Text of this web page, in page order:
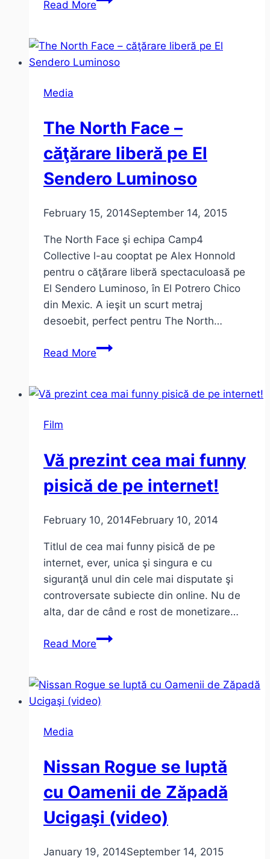
Read More
perfectă.
O
Media
The North Face –
căţărare liberă pe El
Sendero Luminoso
February 15, 2014September 14, 2015
The North Face şi echipa Camp4
Collective l-au cooptat pe Alex Honnold
pentru o căţărare liberă spectaculoasă pe
El Sendero Luminoso, în El Potrero Chico
din Mexic. A ieşit un scurt metraj
desoebit, perfect pentru The North…
Read MoreThe
–
El
Sendero
Luminoso
Film
Vă prezint cea mai funny
pisică de pe internet!
February 10, 2014February 10, 2014
Titlul de cea mai funny pisică de pe
internet, ever, unica şi singura e cu
siguranţă unul din cele mai disputate şi
controversate subiecte din online. Nu de
alta, dar de când e rost de monetizare…
Read MoreVă
mai
funny
internet!
Media
Nissan Rogue se luptă
cu Oamenii de Zăpadă
Ucigaşi (video)
January 19, 2014September 14, 2015